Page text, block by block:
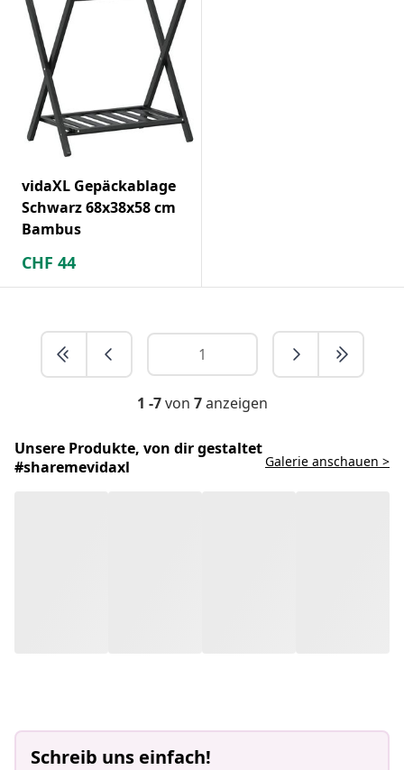
vidaXL Gepäckablage
Schwarz 68x38x58 cm
Bambus
CHF 44
1 -7von 7anzeigen
Unsere Produkte, von dir gestaltet
#sharemevidaxl
Galerie anschauen >
Schreib uns einfach!